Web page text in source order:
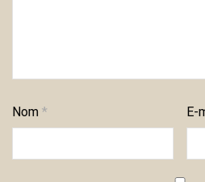
Nom * E-